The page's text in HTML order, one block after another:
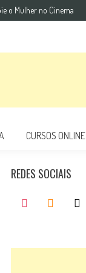
o Mulher no Cinema
CURSOS ONLINE
REDES SOCIAIS